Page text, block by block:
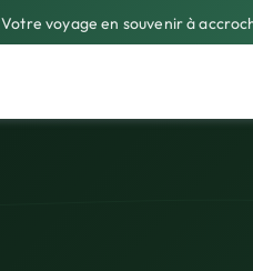
Votre voyage en souvenir à